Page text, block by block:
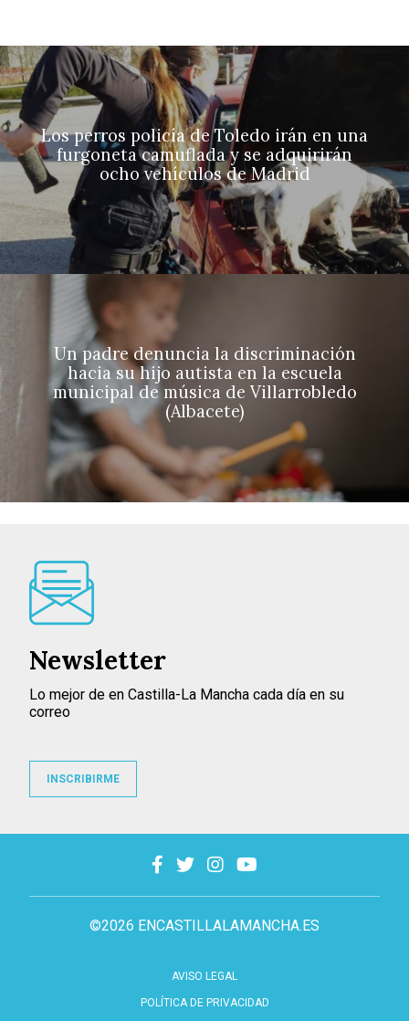
Los perros policía de Toledo irán en una
furgoneta camuflada y se adquirirán
ocho vehículos de Madrid
Un padre denuncia la discriminación
hacia su hijo autista en la escuela
municipal de música de Villarrobledo
(Albacete)
©2026 ENCASTILLALAMANCHA.ES
AVISO LEGAL
POLÍTICA DE PRIVACIDAD
Newsletter
Lo mejor de en Castilla-La Mancha cada día en su
correo
INSCRIBIRME